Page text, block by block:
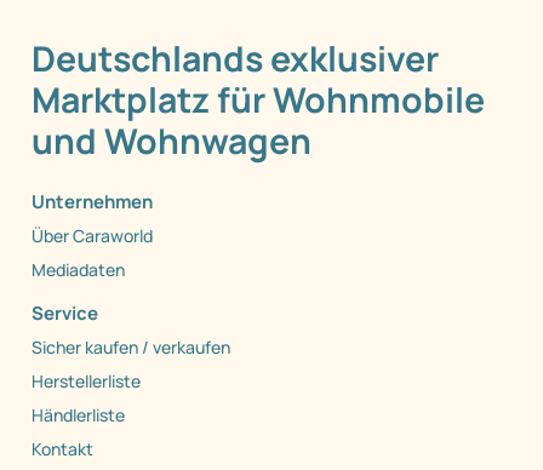
Deutschlands exklusiver
Marktplatz für Wohnmobile
und Wohnwagen
Unternehmen
Über Caraworld
Mediadaten
Service
Sicher kaufen / verkaufen
Herstellerliste
Händlerliste
Kontakt